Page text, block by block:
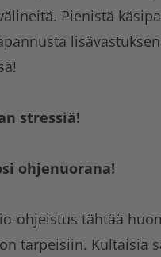
Pienistä
stressiä!
ohjenuorana!
ohjeistus tähtää
tarpeisiin. Kultaisia